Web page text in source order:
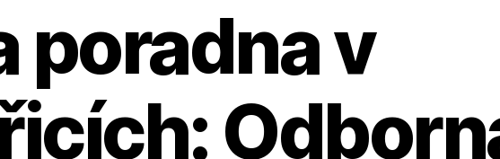
poradna v